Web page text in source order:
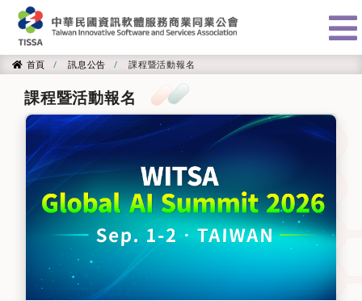
首頁
首頁 訊息公告 課程暨活動報名
課程暨活動報名